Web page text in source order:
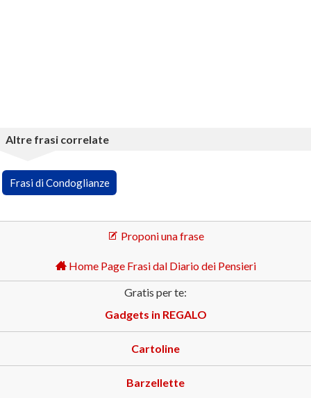
Altre frasi correlate
Frasi di Condoglianze
Proponi una frase
Home Page Frasi dal Diario dei Pensieri
Gratis per te:
Gadgets in REGALO
Cartoline
Barzellette